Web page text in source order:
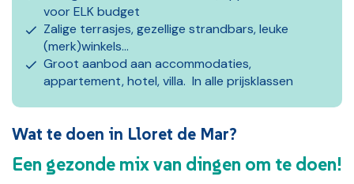
voor ELK budget
Zalige terrasjes, gezellige strandbars, leuke
(merk)winkels...
Groot aanbod aan accommodaties,
appartement, hotel, villa. In alle prijsklassen
Wat te doen in Lloret de Mar?
Een gezonde mix van dingen om te doen!